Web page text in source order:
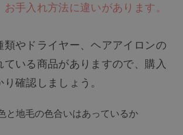
手入れ方法に違いがあります。
類やドライヤー、ヘアアイロンの
いる商品がありますので、購入
確認しましょう。
と地毛の色合いはあっているか